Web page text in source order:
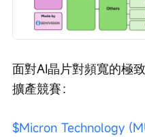
面對AI晶片對頻寬的極
擴產競賽：
$Micron Technology